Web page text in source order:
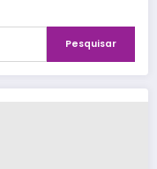
Pesquisar